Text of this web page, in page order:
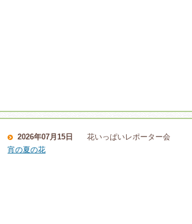
2026年07月15日
花いっぱいレポーター会
宵の夏の花